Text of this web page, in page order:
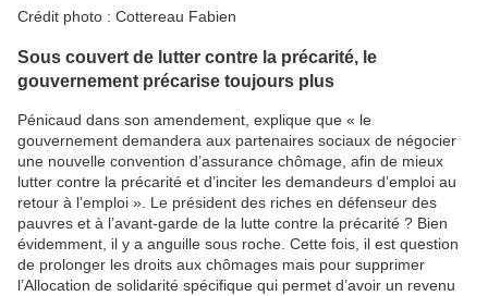
Crédit photo : Cottereau Fabien
Sous couvert de lutter contre la précarité, le
gouvernement précarise toujours plus
Pénicaud dans son amendement, explique que « le
gouvernement demandera aux partenaires sociaux de négocier
une nouvelle convention d’assurance chômage, afin de mieux
lutter contre la précarité et d’inciter les demandeurs d’emploi au
retour à l’emploi ». Le président des riches en défenseur des
pauvres et à l’avant-garde de la lutte contre la précarité ? Bien
évidemment, il y a anguille sous roche. Cette fois, il est question
de prolonger les droits aux chômages mais pour supprimer
l’Allocation de solidarité spécifique qui permet d’avoir un revenu